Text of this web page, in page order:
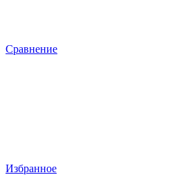
Сравнение
Избранное